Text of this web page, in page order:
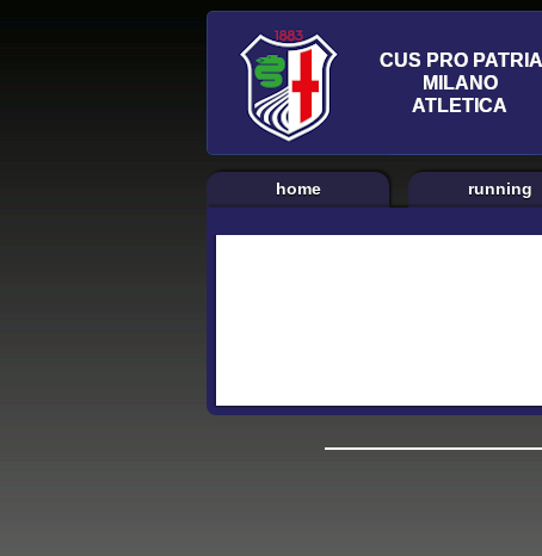
home running